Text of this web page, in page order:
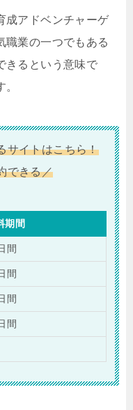
成アドベンチャーゲ
職業の一つでもある
きるという意味で
サイトはこちら！
できる／
期間
間
間
間
間